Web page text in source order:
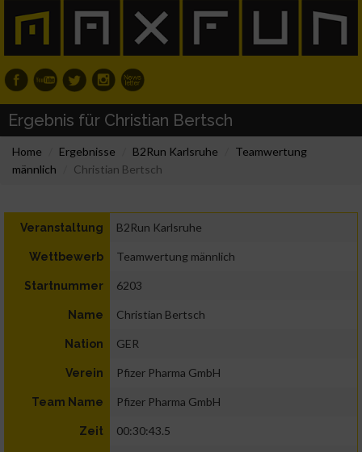
Ergebnis für Christian Bertsch
Home Ergebnisse B2Run Karlsruhe
Teamwertung
männlich
Christian Bertsch
Veranstaltung B2Run Karlsruhe
Wettbewerb Teamwertung männlich
Startnummer 6203
Name Christian Bertsch
Nation GER
Verein Pfizer Pharma GmbH
Team Name Pfizer Pharma GmbH
Zeit 00:30:43.5